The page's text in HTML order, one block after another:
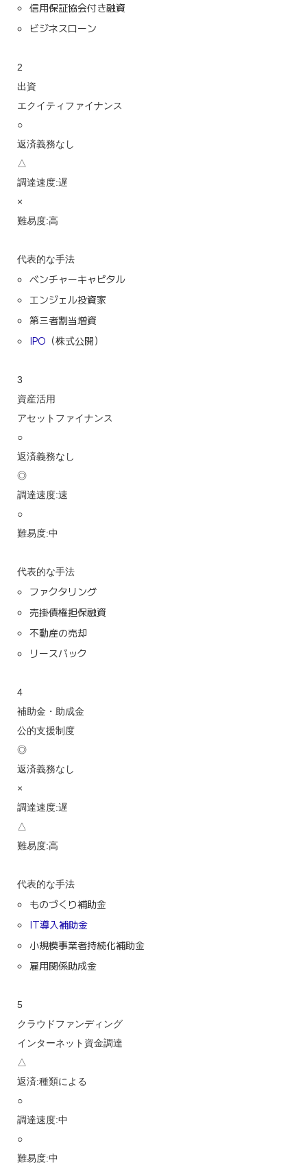
信用保証協会付き融資
ビジネスローン
2
出資
エクイティファイナンス
○
返済義務なし
△
調達速度:遅
×
難易度:高
代表的な手法
ベンチャーキャピタル
エンジェル投資家
第三者割当増資
IPO （株式公開）
3
資産活用
アセットファイナンス
○
返済義務なし
◎
調達速度:速
○
難易度:中
代表的な手法
ファクタリング
売掛債権担保融資
不動産の売却
リースバック
4
補助金・助成金
公的支援制度
◎
返済義務なし
×
調達速度:遅
△
難易度:高
代表的な手法
ものづくり補助金
IT導入補助金
小規模事業者持続化補助金
雇用関係助成金
5
クラウドファンディング
インターネット資金調達
△
返済:種類による
○
調達速度:中
○
難易度:中